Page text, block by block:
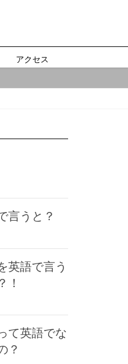
アクセス
言うと？
英語で言う
！
て英語でな
？